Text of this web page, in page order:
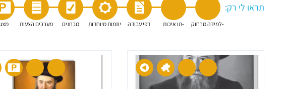
תראו לי רק: